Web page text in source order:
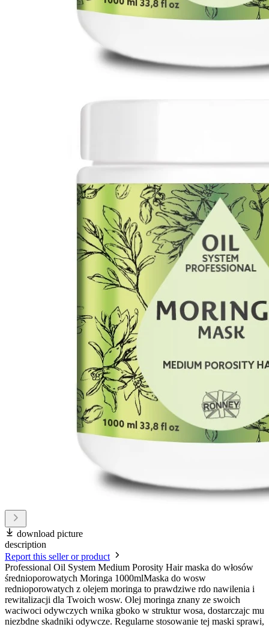
download picture
description
Report this seller or product
Professional Oil System Medium Porosity Hair maska do włosów
średnioporowatych Moringa 1000mlMaska do wosw
rednioporowatych z olejem moringa to prawdziwe rdo nawilenia i
rewitalizacji dla Twoich wosw. Olej moringa znany ze swoich
waciwoci odywczych wnika gboko w struktur wosa, dostarczajc mu
niezbdne skadniki odywcze. Regularne stosowanie tej maski sprawi,